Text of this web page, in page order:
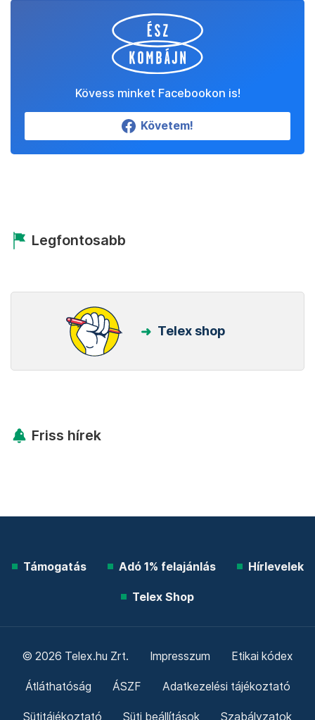
Kövess minket Facebookon is!
Követem!
Legfontosabb
Telex shop
Friss hírek
Támogatás Adó 1% felajánlás Hírlevelek
Telex Shop
© 2026 Telex.hu Zrt. Impresszum Etikai kódex
Átláthatóság ÁSZF Adatkezelési tájékoztató
Sütitájékoztató Süti beállítások Szabályzatok